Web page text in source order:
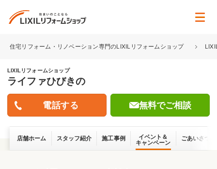
住宅リフォーム・リノベーション専門のLIXILリフォームショップ
LIXILリフォームショップ
ライファひびきの
無料でご相談
店舗ホーム スタッフ紹介 施工事例
イベント＆
キャンペーン
ごあいさつ